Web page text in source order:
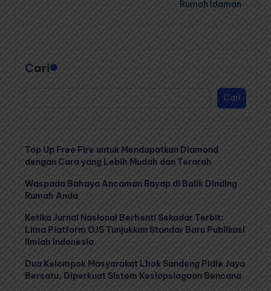
Rumah Idaman
Cari
Cari
Top Up Free Fire untuk Mendapatkan Diamond
dengan Cara yang Lebih Mudah dan Terarah
Waspada Bahaya Ancaman Rayap di Balik Dinding
Rumah Anda
Ketika Jurnal Nasional Berhenti Sekadar Terbit:
Lima Platform OJS Tunjukkan Standar Baru Publikasi
Ilmiah Indonesia
Dua Kelompok Masyarakat Lhok Sandeng Pidie Jaya
Bersatu, Diperkuat Sistem Kesiapsiagaan Bencana